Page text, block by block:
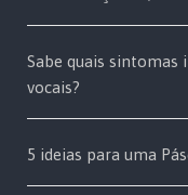
Sabe quais sintomas
vocais?
5 ideias para uma